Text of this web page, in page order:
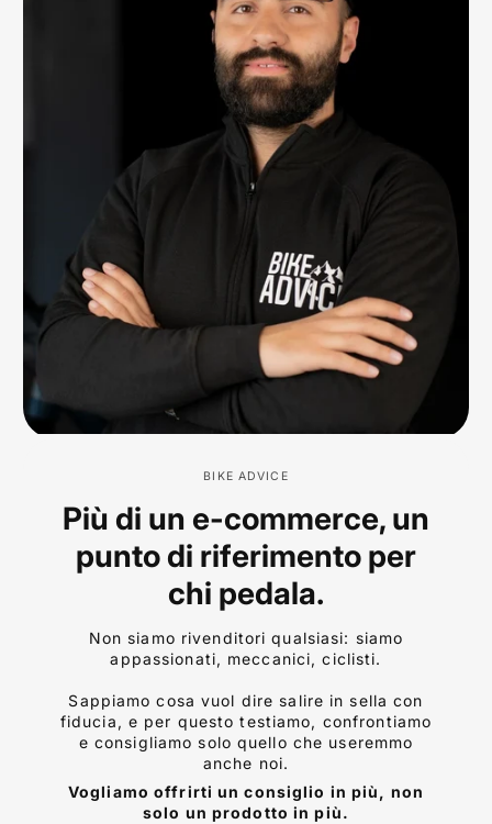
BIKE ADVICE
Più di un e-commerce, un
punto di riferimento per
chi pedala.
Non siamo rivenditori qualsiasi: siamo
appassionati, meccanici, ciclisti.
Sappiamo cosa vuol dire salire in sella con
fiducia, e per questo testiamo, confrontiamo
e consigliamo solo quello che useremmo
anche noi.
Vogliamo offrirti un consiglio in più, non
solo un prodotto in più.